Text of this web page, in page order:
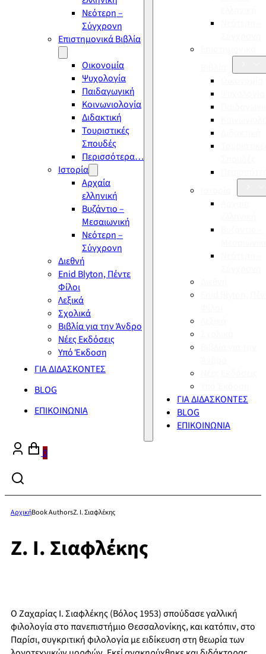
Νεότερη –
Σύγχρονη
Επιστημονικά Βιβλία
Οικονομία
Ψυχολογία
Παιδαγωγική
Κοινωνιολογία
Διδακτική
Τουριστικές
Σπουδές
Περισσότερα…
Ιστορία
Αρχαία
ελληνική
Βυζάντιο –
Μεσαιωνική
Νεότερη –
Σύγχρονη
Διεθνή
Enid Blyton, Πέντε
Φίλοι
Λεξικά
Σχολικά
Βιβλία για την Άνδρο
Νέες Εκδόσεις
Υπό Έκδοση
ΓΙΑ ΔΙΔΑΣΚΟΝΤΕΣ
BLOG
ΕΠΙΚΟΙΝΩΝΙΑ
ΓΙΑ ΔΙΔΑΣΚΟΝΤΕΣ
BLOG
ΕΠΙΚΟΙΝΩΝΙΑ
0
ΑρχικήBook AuthorsΖ. Ι. Σιαφλέκης
Ζ. Ι. Σιαφλέκης
Ο Ζαχαρίας Ι. Σιαφλέκης (Βόλος 1953) σπούδασε γαλλική
φιλολογία στο πανεπιστήμιο Θεσσαλονίκης, και κατόπιν, στο
Παρίσι, συγκριτική φιλολογία με ειδίκευση στη θεωρία των